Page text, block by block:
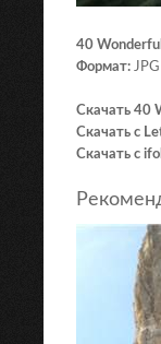
40
Формат: JPG
Скачать 40
Скачать с
Скачать с